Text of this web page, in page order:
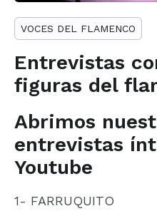
VOCES DEL FLAMENCO
Entrevistas
figuras del
Abrimos
entrevistas
Youtube
1- FARRUQUITO